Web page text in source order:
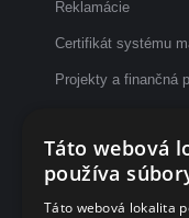
Reklamácie
Certifikát systému
Projekty a finančná
Dotazník spokojnosti
Fakturačné údaje
Táto webová
používa
Táto webová lokalita